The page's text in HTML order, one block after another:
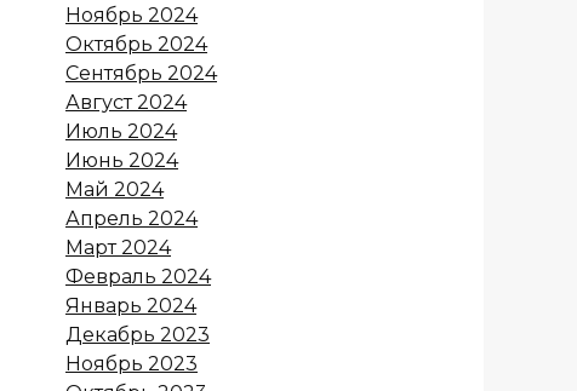
Ноябрь 2024
Октябрь 2024
Сентябрь 2024
Август 2024
Июль 2024
Июнь 2024
Май 2024
Апрель 2024
Март 2024
Февраль 2024
Январь 2024
Декабрь 2023
Ноябрь 2023